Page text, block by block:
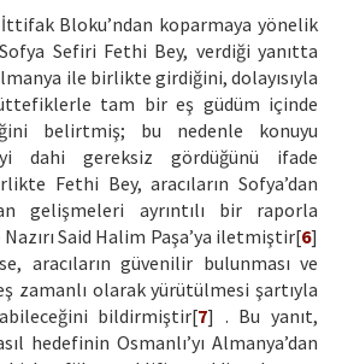
İttifak Bloku’ndan koparmaya yönelik
Sefiri Fethi Bey, verdiği yanıtta
ile birlikte girdiğini, dolayısıyla
tam bir eş güdüm içinde
belirtmiş; bu nedenle konuyu
dahi gereksiz gördüğünü ifade
Fethi Bey, aracıların Sofya’dan
gelişmeleri ayrıntılı bir raporla
Said Halim Paşa’ya iletmiştir[6]
aracıların güvenilir bulunması ve
zamanlı olarak yürütülmesi şartıyla
bildirmiştir[7] . Bu yanıt,
hedefinin Osmanlı’yı Almanya’dan